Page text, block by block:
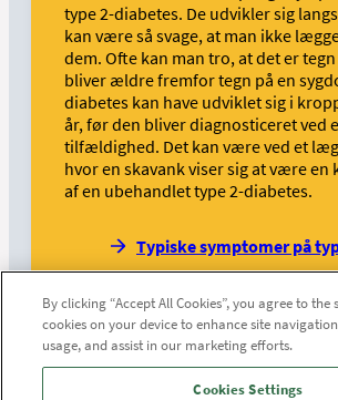
type 2-diabetes. De udvikler sig
kan være så svage, at man ikke
dem. Ofte kan man tro, at det er
bliver ældre fremfor tegn på en
diabetes kan have udviklet sig i
år, før den bliver diagnosticeret ved
tilfældighed. Det kan være ved et
hvor en skavank viser sig at være en
af en ubehandlet type 2-diabetes.
Typiske symptomer på
En god start til en ny
By clicking “Accept All Cookies”, you agree to the
cookies on your device to enhance site
usage, and assist in our marketing efforts.
Cookies Settings